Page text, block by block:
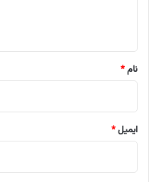
نام*
ایمیل*